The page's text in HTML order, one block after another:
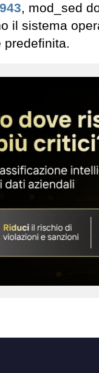
, mod_sed
il sistema